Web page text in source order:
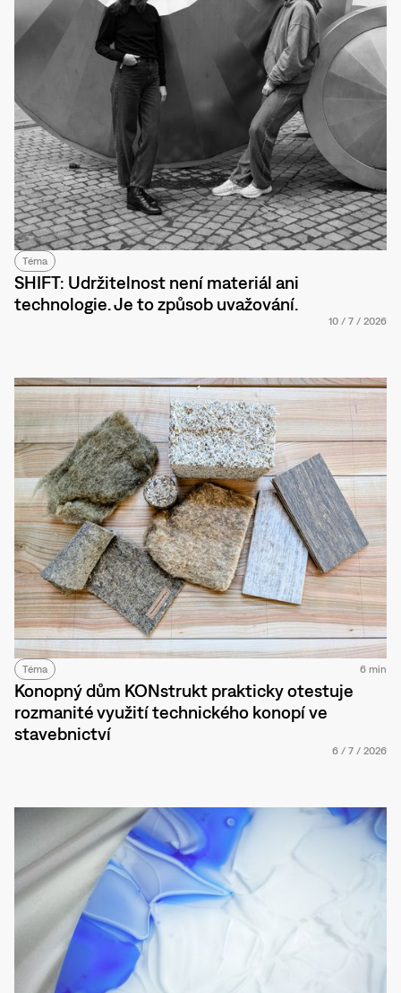
Téma
SHIFT: Udržitelnost není materiál ani
technologie. Je to způsob uvažování.
10 / 7 / 2026
Téma 6 min
Konopný dům KONstrukt prakticky otestuje
rozmanité využití technického konopí ve
stavebnictví
6 / 7 / 2026